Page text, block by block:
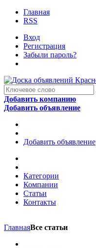
Главная
RSS
Вход
Регистрация
Забыли пароль?
Добавить компанию
Добавить объявление
Добавить объявление
Категории
Компании
Статьи
Контакты
ГлавнаяВсе статьи